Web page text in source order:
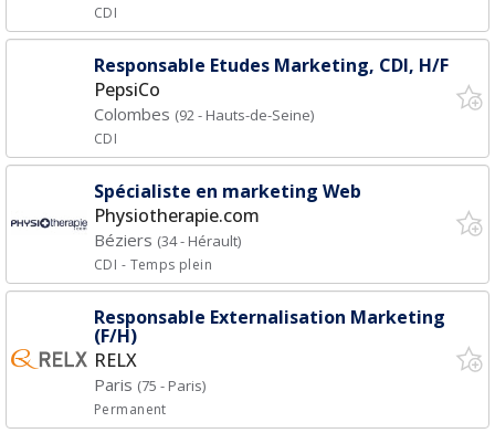
CDI
Responsable Etudes Marketing, CDI, H/F
PepsiCo
Colombes (92 - Hauts-de-Seine)
CDI
Spécialiste en marketing Web
Physiotherapie.com
Béziers (34 - Hérault)
CDI - Temps plein
Responsable Externalisation Marketing
(F/H)
RELX
Paris (75 - Paris)
Permanent